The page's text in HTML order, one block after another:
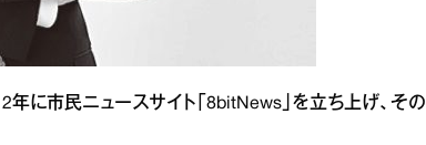
に市民ニュースサイト「8bitNews」を立ち上げ、その